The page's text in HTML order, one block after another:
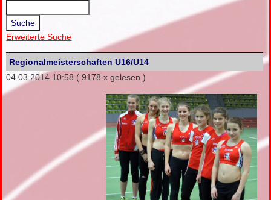
Erweiterte Suche
Regionalmeisterschaften U16/U14
04.03.2014 10:58 ( 9178 x gelesen )